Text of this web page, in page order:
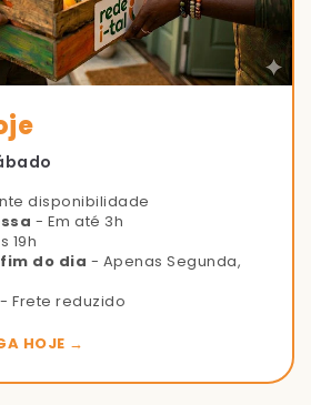
disponibilidade
- Em até 3h
19h
do dia - Apenas Segunda,
Frete reduzido
HOJE →